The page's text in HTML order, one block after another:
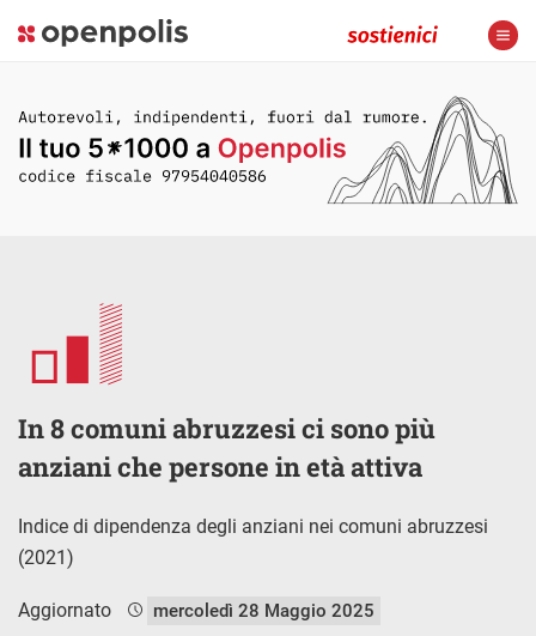
In 8 comuni abruzzesi ci sono più
anziani che persone in età attiva
Indice di dipendenza degli anziani nei comuni abruzzesi
(2021)
Aggiornato mercoledì 28 Maggio 2025